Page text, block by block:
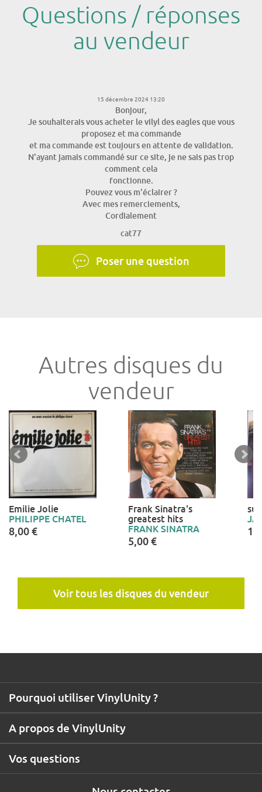
Questions / réponses
au vendeur
15 décembre 2024 13:20
Bonjour,
Je souhaiterais vous acheter le vilyl des eagles que vous
proposez et ma commande
et ma commande est toujours en attente de validation.
N'ayant jamais commandé sur ce site, je ne sais pas trop
comment cela
fonctionne.
Pouvez vous m'éclairer ?
Avec mes remerciements,
Cordialement
cat77
Poser une question
Autres disques du
vendeur
Emilie Jolie
PHILIPPE CHATEL
8,00 €
Frank Sinatra's
greatest hits
FRANK SINATRA
5,00 €
Voir tous les disques du vendeur
A propos de VinylUnity
Pourquoi utiliser VinylUnity ?
Vos questions